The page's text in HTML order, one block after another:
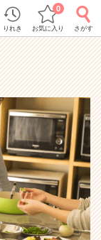
りれき お気に入り
0
さがす